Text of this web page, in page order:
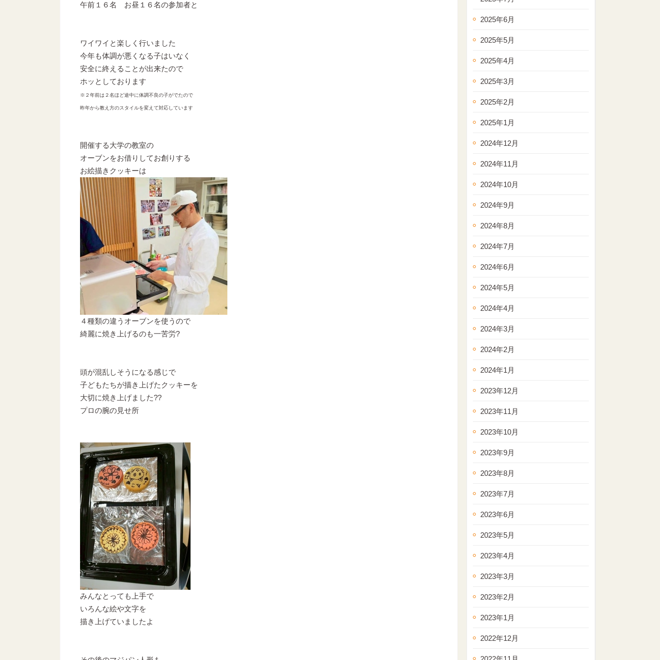
午前１６名 お昼１６名の参加者と
ワイワイと楽しく行いました
今年も体調が悪くなる子はいなく
安全に終えることが出来たので
ホッとしております
※２年前は２名ほど途中に体調不良の子がでたので
昨年から教え方のスタイルを変えて対応しています
開催する大学の教室の
オーブンをお借りしてお創りする
お絵描きクッキーは
４種類の違うオーブンを使うので
綺麗に焼き上げるのも一苦労?
頭が混乱しそうになる感じで
子どもたちが描き上げたクッキーを
大切に焼き上げました??
プロの腕の見せ所
みんなとっても上手で
いろんな絵や文字を
描き上げていましたよ
2025年6月
2025年5月
2025年4月
2025年3月
2025年2月
2025年1月
2024年12月
2024年11月
2024年10月
2024年9月
2024年8月
2024年7月
2024年6月
2024年5月
2024年4月
2024年3月
2024年2月
2024年1月
2023年12月
2023年11月
2023年10月
2023年9月
2023年8月
2023年7月
2023年6月
2023年5月
2023年4月
2023年3月
2023年2月
2023年1月
2022年12月